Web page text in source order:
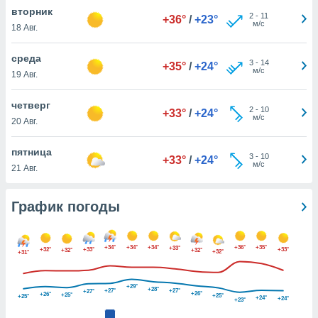
вы
установки
веб-
или
и
как
вторник
18 Авг.
+36° / +23° 2- 11
м/с
среда
19 Авг.
+35° / +24° 3- 14
м/с
четверг
20 Авг.
+33° / +24° 2- 10
м/с
пятница
21 Авг.
+33° / +24° 3- 10
м/с
График погоды
+31° +32° +32° +33° +34° +34° +34° +33° +32° +32°
+36° +35° +33°
+25° +26° +25°
+27° +27°
+29° +28° +27° +26° +25°
+23° +24° +24°